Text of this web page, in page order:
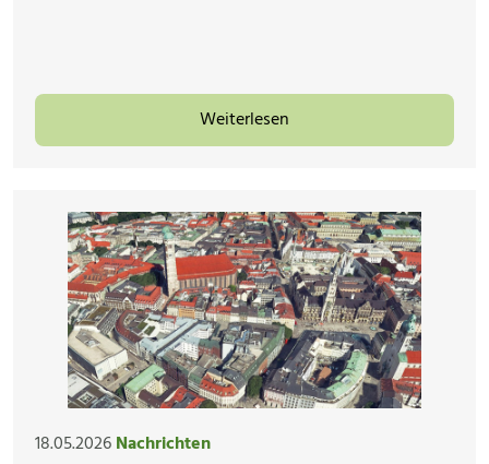
Weiterlesen
18.05.2026Nachrichten